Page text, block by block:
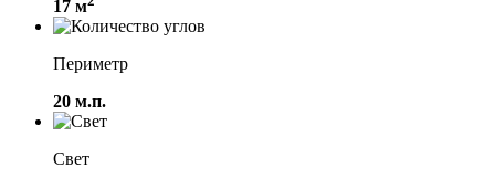
17 м
Периметр
20 м.п.
Свет